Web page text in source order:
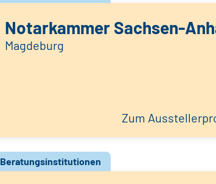
Notarkammer Sachsen-
Magdeburg
Zum
Beratungsinstitutionen